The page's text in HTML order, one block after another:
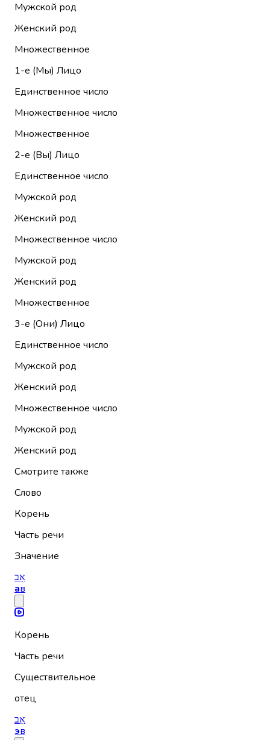
Мужской род
Женский род
Множественное
1-е (Мы) Лицо
Единственное число
Множественное число
Множественное
2-е (Вы) Лицо
Единственное число
Мужской род
Женский род
Множественное число
Мужской род
Женский род
Множественное
3-е (Они) Лицо
Единственное число
Мужской род
Женский род
Множественное число
Мужской род
Женский род
Смотрите также
Слово
Корень
Часть речи
Значение
אָב
ав
Корень
Часть речи
Существительное
отец
אֵב
эв